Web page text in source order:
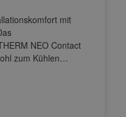
mit
NEO Contact
zum Kühlen…